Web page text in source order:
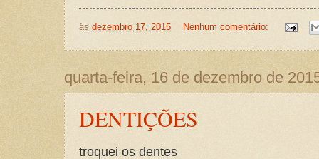
às dezembro 17, 2015 Nenhum comentário:
quarta-feira, 16 de dezembro de
DENTIÇÕES
troquei os dentes